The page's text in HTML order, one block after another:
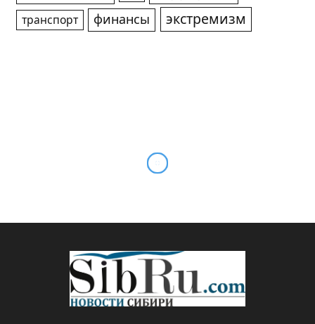
транспорт финансы экстремизм